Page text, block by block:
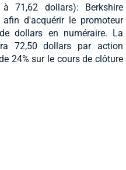
à 71,62 dollars): Berkshire
d'acquérir le promoteur
dollars en numéraire. La
72,50 dollars par action
24% sur le cours de clôture